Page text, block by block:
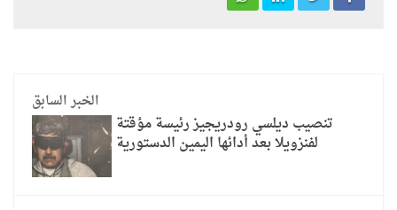
الخبر السابق
تنصيب ديلسي رودريجيز رئيسة مؤقتة
لفنزويلا بعد أدائها اليمين الدستورية